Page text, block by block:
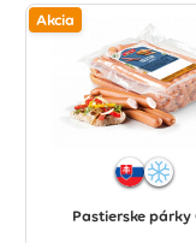
Akcia
Pastierske párky